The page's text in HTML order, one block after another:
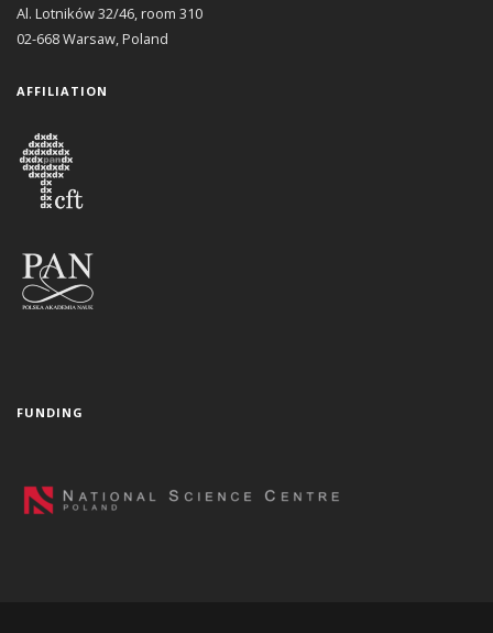
Al. Lotników 32/46, room 310
02-668 Warsaw, Poland
AFFILIATION
FUNDING